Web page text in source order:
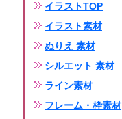
イラストTOP
イラスト素材
ぬりえ 素材
シルエット 素材
ライン素材
フレーム・枠素材